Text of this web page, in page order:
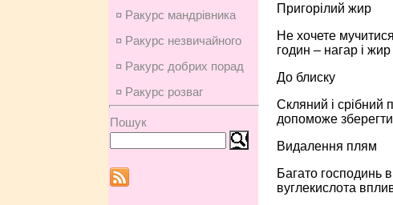
¤ Ракурс мандрівника
¤ Ракурс незвичайного
¤ Ракурс добрих порад
¤ Ракурс розваг
Пошук
Пригорілий жир
Не хочете
годин – нагар і жир
До блиску
Скляний і срібний
допоможе
Видалення плям
Багато господинь
вуглекислота